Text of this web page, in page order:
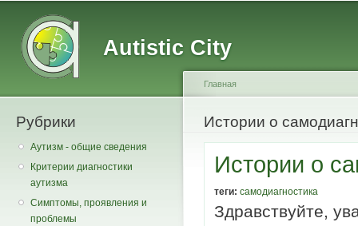
Autistic City
Рубрики
Аутизм - общие сведения
Критерии диагностики
аутизма
Симптомы, проявления и
проблемы
You are here
Главная
Истории о
Истории о
теги:самодиагностика
Здравствуйте,